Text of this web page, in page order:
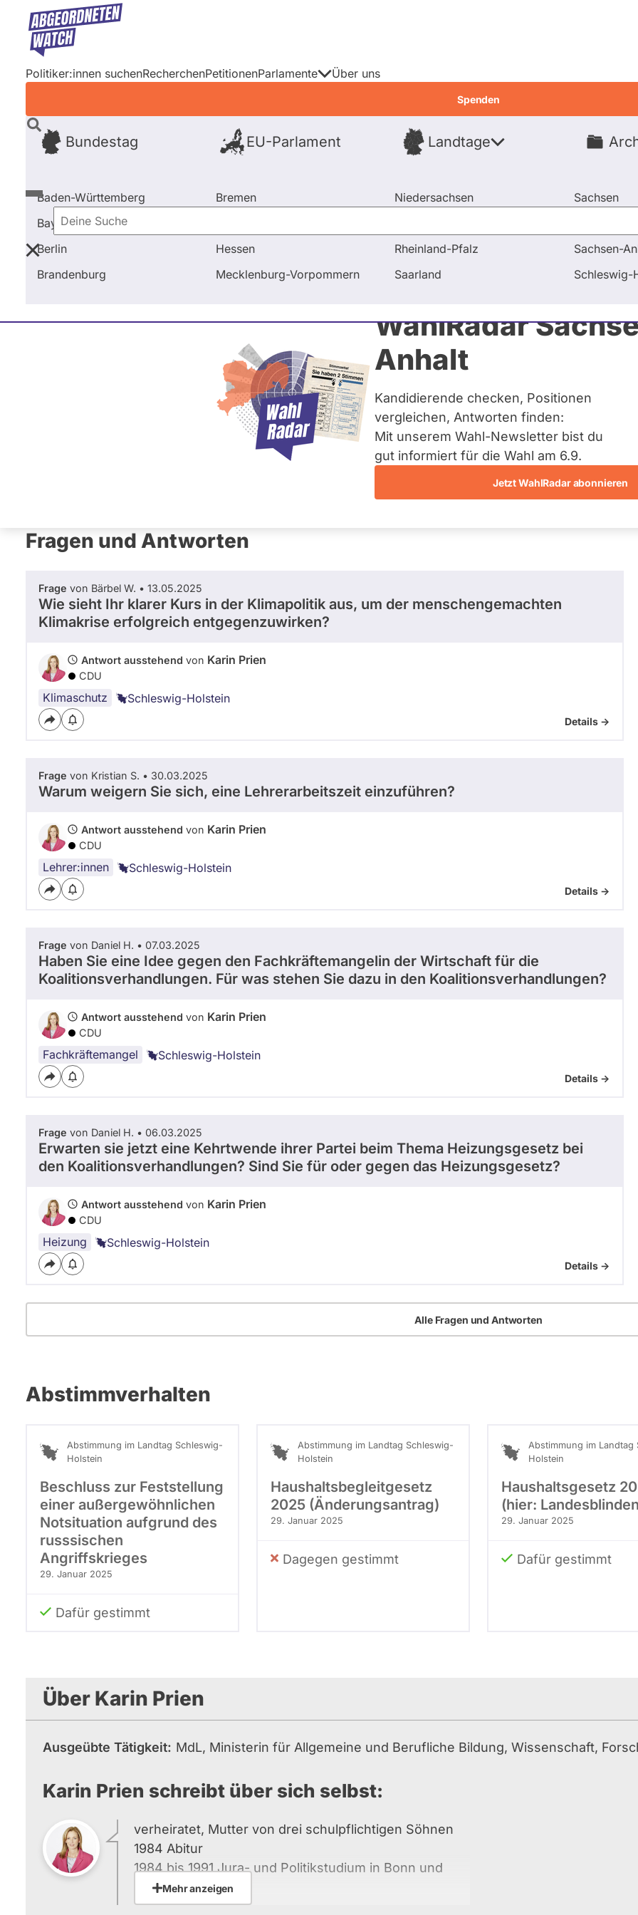
Direkt
Inhalt
Politiker:innen suchenRecherchenPetitionenParlamente
Bundestag EU-Parlament Landtage
Baden-Württemberg
Bayern
Berlin
Brandenburg
Bremen
Hessen
Mecklenburg-Vorpommern
Niedersachsen
Rheinland-Pfalz
Saarland
Sachsen
Sachsen-
Schleswig-
Über uns
Spenden
Deine
Suche
WahlRadar
Anhalt
Kandidierende checken, Positionen
vergleichen, Antworten finden:
Mit unserem Wahl-Newsletter bist du
gut informiert für die Wahl am 6.9.
Jetzt WahlRadar abonnieren
Startseite Frage stellen Karin Prien
Karin Prien
Diese Politikerin hat kein aktuelles und kein zukünftiges
Mandat und keine Direktandidatur auf Landes-, Bundes-
oder EU-Ebene. Mögliche Kandidaturen über eine
Wahlliste werden bei uns nicht erfasst.
Fragen und Antworten
Frage von Bärbel W. • 13.05.2025
Wie sieht Ihr klarer Kurs in der Klimapolitik aus, um der menschengemachten
Klimakrise erfolgreich entgegenzuwirken?
Antwort ausstehend von Karin Prien
CDU
Klimaschutz Schleswig-Holstein
Details ->
Frage von Kristian S. • 30.03.2025
Warum weigern Sie sich, eine Lehrerarbeitszeit einzuführen?
Antwort ausstehend von Karin Prien
CDU
Lehrer:innen Schleswig-Holstein
Details ->
Frage von Daniel H. • 07.03.2025
Haben Sie eine Idee gegen den Fachkräftemangelin der Wirtschaft für die
Koalitionsverhandlungen. Für was stehen Sie dazu in den Koalitionsverhandlungen?
Antwort ausstehend von Karin Prien
CDU
Fachkräftemangel Schleswig-Holstein
Details ->
Frage von Daniel H. • 06.03.2025
Erwarten sie jetzt eine Kehrtwende ihrer Partei beim Thema Heizungsgesetz bei
den Koalitionsverhandlungen? Sind Sie für oder gegen das Heizungsgesetz?
Antwort ausstehend von Karin Prien
CDU
Heizung Schleswig-Holstein
Details ->
Alle Fragen und Antworten
Abstimmverhalten
Abstimmung im Landtag Schleswig-
Holstein
Beschluss zur Feststellung
einer außergewöhnlichen
Notsituation aufgrund des
russsischen
Angriffskrieges
29. Januar 2025
Dafür gestimmt
Abstimmung im Landtag Schleswig-
Holstein
Haushaltsbegleitgesetz
2025 (Änderungsantrag)
29. Januar 2025
Dagegen gestimmt
Abstimmung im Landtag
Holstein
Haushaltsgesetz
(hier:
29. Januar 2025
Dafür gestimmt
Über Karin Prien
Ausgeübte Tätigkeit MdL, Ministerin für Allgemeine und Berufliche Bildung, Wissenschaft,
Karin Prien schreibt über sich selbst:
verheiratet, Mutter von drei schulpflichtigen Söhnen
1984 Abitur
1984 bis 1991 Jura- und Politikstudium in Bonn und
Amsterdam
1991 - 1994 Rechtreferendarin
Mehr anzeigen